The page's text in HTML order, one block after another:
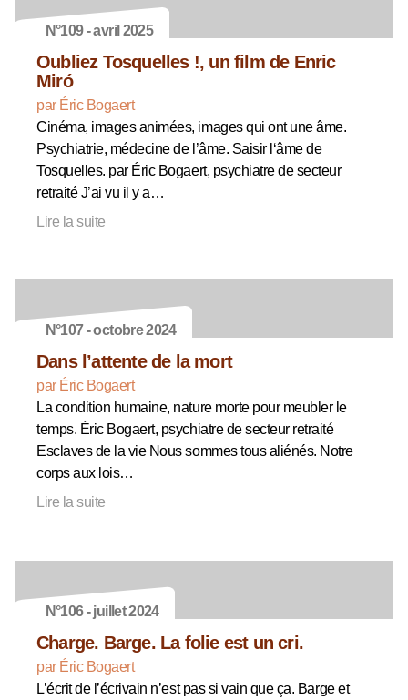
N°109 - avril 2025
Oubliez Tosquelles !, un film de Enric
Miró
par Éric Bogaert
Cinéma, images animées, images qui ont une âme.
Psychiatrie, médecine de l’âme. Saisir l‘âme de
Tosquelles. par Éric Bogaert, psychiatre de secteur
retraité J’ai vu il y a…
Lire la suite
N°107 - octobre 2024
Dans l’attente de la mort
par Éric Bogaert
La condition humaine, nature morte pour meubler le
temps. Éric Bogaert, psychiatre de secteur retraité
Esclaves de la vie Nous sommes tous aliénés. Notre
corps aux lois…
Lire la suite
N°106 - juillet 2024
Charge. Barge. La folie est un cri.
par Éric Bogaert
L’écrit de l’écrivain n’est pas si vain que ça. Barge et